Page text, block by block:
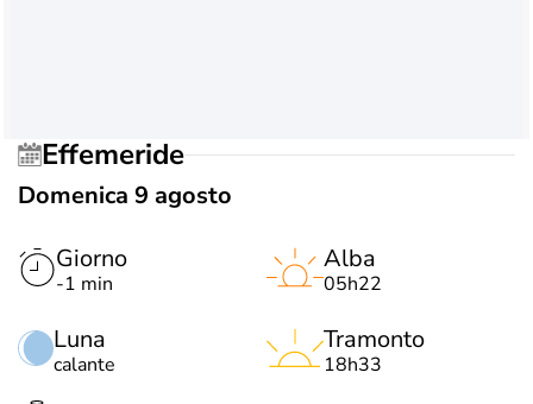
Effemeride
Domenica 9 agosto
Giorno
-1 min
Luna
calante
Alba
05h22
Tramonto
18h33